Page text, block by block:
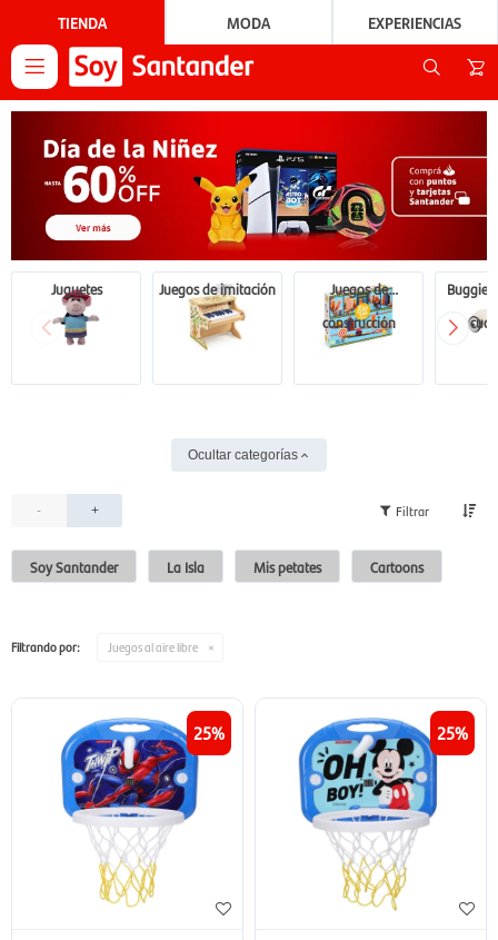
TIENDA MODA EXPERIENCIAS

Juguetes Juegos de imitación
Juegos de
construcción
Ocultar categorías
- +
Soy Santander La Isla Mis petates Cartoons
Filtrando por: Juegos al aire libre
25 25